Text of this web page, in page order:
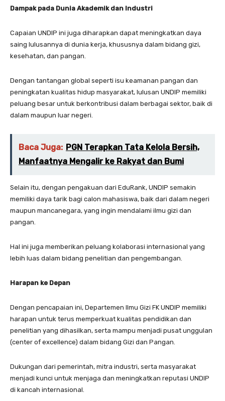
Dampak pada Dunia Akademik dan Industri
Capaian UNDIP ini juga diharapkan dapat meningkatkan daya
saing lulusannya di dunia kerja, khususnya dalam bidang gizi,
kesehatan, dan pangan.
Dengan tantangan global seperti isu keamanan pangan dan
peningkatan kualitas hidup masyarakat, lulusan UNDIP memiliki
peluang besar untuk berkontribusi dalam berbagai sektor, baik di
dalam maupun luar negeri.
Baca Juga: PGN Terapkan Tata Kelola Bersih,
Manfaatnya Mengalir ke Rakyat dan Bumi
Selain itu, dengan pengakuan dari EduRank, UNDIP semakin
memiliki daya tarik bagi calon mahasiswa, baik dari dalam negeri
maupun mancanegara, yang ingin mendalami ilmu gizi dan
pangan.
Hal ini juga memberikan peluang kolaborasi internasional yang
lebih luas dalam bidang penelitian dan pengembangan.
Harapan ke Depan
Dengan pencapaian ini, Departemen Ilmu Gizi FK UNDIP memiliki
harapan untuk terus memperkuat kualitas pendidikan dan
penelitian yang dihasilkan, serta mampu menjadi pusat unggulan
(center of excellence) dalam bidang Gizi dan Pangan.
Dukungan dari pemerintah, mitra industri, serta masyarakat
menjadi kunci untuk menjaga dan meningkatkan reputasi UNDIP
di kancah internasional.